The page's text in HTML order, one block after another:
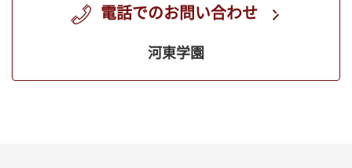
電話でのお問い合わせ
河東学園